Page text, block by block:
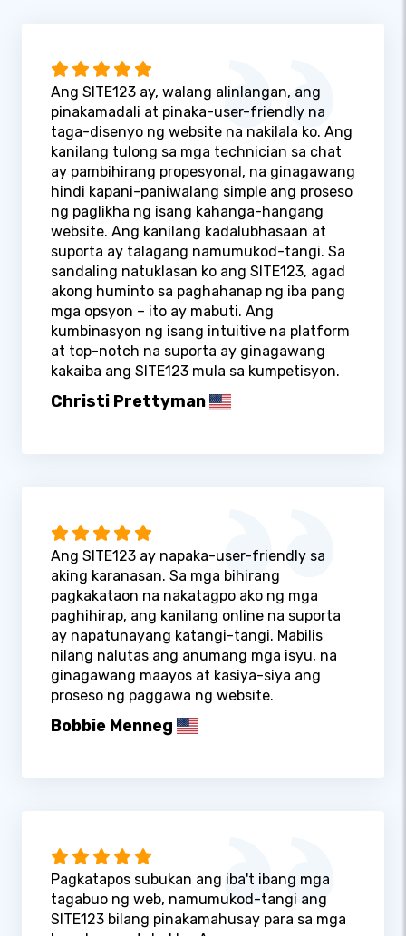
Ang SITE123 ay, walang alinlangan, ang
pinakamadali at pinaka-user-friendly na
taga-disenyo ng website na nakilala ko. Ang
kanilang tulong sa mga technician sa chat
ay pambihirang propesyonal, na ginagawang
hindi kapani-paniwalang simple ang proseso
ng paglikha ng isang kahanga-hangang
website. Ang kanilang kadalubhasaan at
suporta ay talagang namumukod-tangi. Sa
sandaling natuklasan ko ang SITE123, agad
akong huminto sa paghahanap ng iba pang
mga opsyon – ito ay mabuti. Ang
kumbinasyon ng isang intuitive na platform
at top-notch na suporta ay ginagawang
kakaiba ang SITE123 mula sa kumpetisyon.
Christi Prettyman
Ang SITE123 ay napaka-user-friendly sa
aking karanasan. Sa mga bihirang
pagkakataon na nakatagpo ako ng mga
paghihirap, ang kanilang online na suporta
ay napatunayang katangi-tangi. Mabilis
nilang nalutas ang anumang mga isyu, na
ginagawang maayos at kasiya-siya ang
proseso ng paggawa ng website.
Bobbie Menneg
Pagkatapos subukan ang iba't ibang mga
tagabuo ng web, namumukod-tangi ang
SITE123 bilang pinakamahusay para sa mga